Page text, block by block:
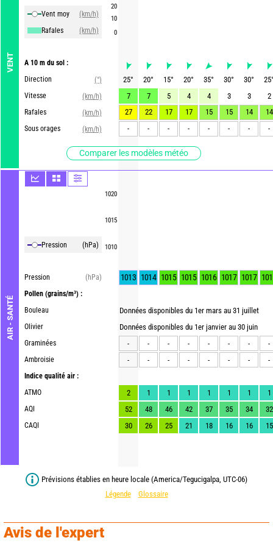
VENT
Vent moy
(km/h)
Rafales
(km/h)
A 10 m du sol :
Direction
(°)
Vitesse
(km/h)
Rafales
(km/h)
Sous orages
(km/h)
Comparer les modèles météo
AIR - SANTÉ
Pression (hPa)
Pression
(hPa)
Pollen (grains/m³) :
Bouleau
Olivier
Graminées
Ambroisie
Indice qualité air :
ATMO
AQI
CAQI
20
10
0
1020
1015
1010
25° 20° 15° 20° 35° 30° 30° 25
7
7 5 4 4 3 3
2
27
22 17 17 15 15 14
14
-
- - - - - - -
1013 1014 1015 1015 1016 1017 1017
Données disponibles du 1er mars au 31 juillet
Données disponibles du 1er janvier au 30 juin
-
- - - - - -
-
-
- - - - - - -
2 1 1 1 1 1 1
1
52
48 46 42 37 35 34
32
30
26 25 21 18 16 16 15
Prévisions établies en heure locale (America/Tegucigalpa, UTC-06)
Légende
Glossaire
Avis de l'expert